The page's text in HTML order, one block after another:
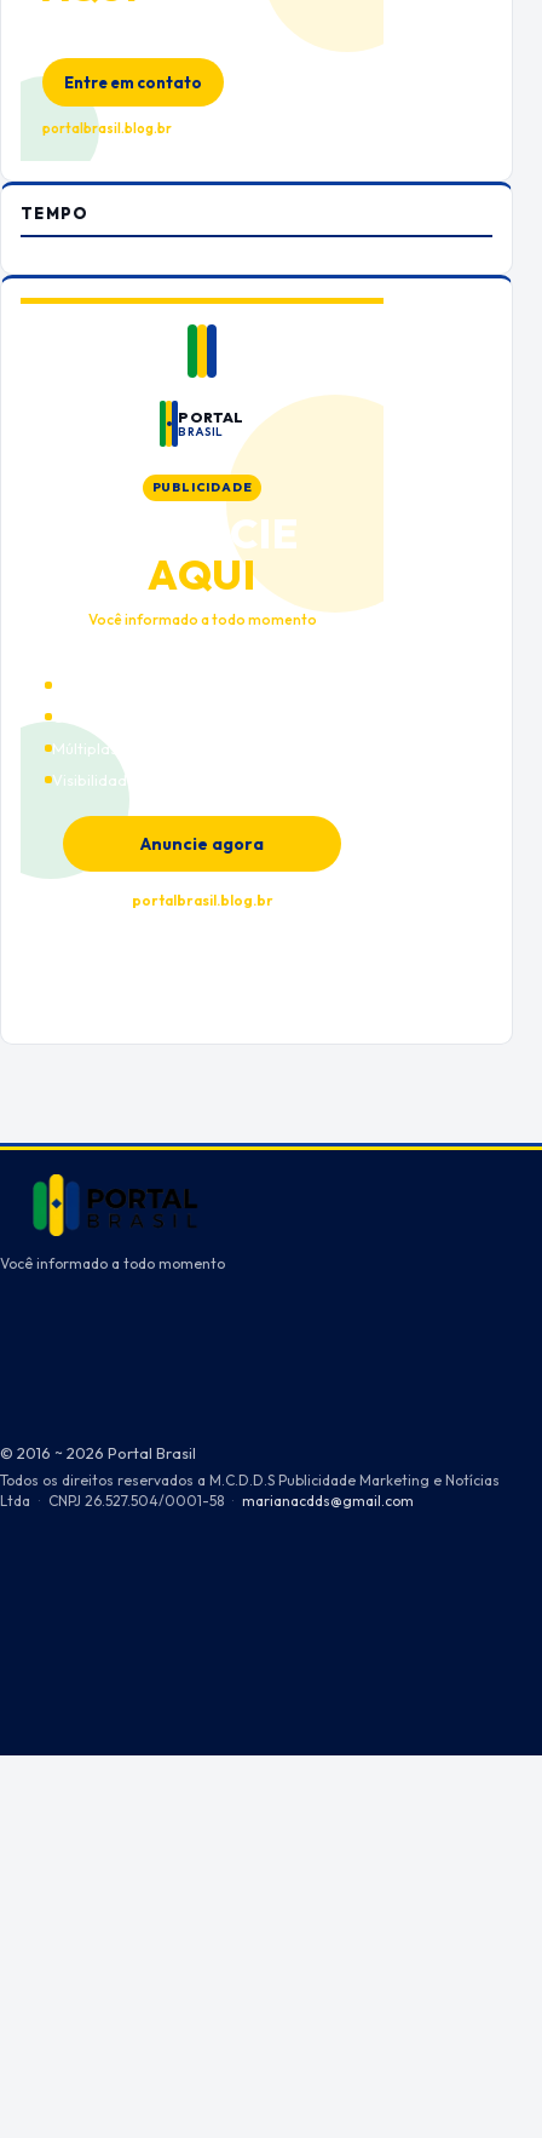
Entre em contato
portalbrasil.blog.br
TEMPO
PORTAL
BRASIL
PUBLICIDADE
ANUNCIE
AQUI
Você informado a todo momento
Múltiplas categorias
Visibilidade premium
Anuncie agora
portalbrasil.blog.br
Você informado a todo momento
© 2016 ~ 2026 Portal Brasil
Todos os direitos reservados a M.C.D.D.S Publicidade Marketing e Notícias
Ltda · CNPJ 26.527.504/0001-58 · marianacdds@gmail.com